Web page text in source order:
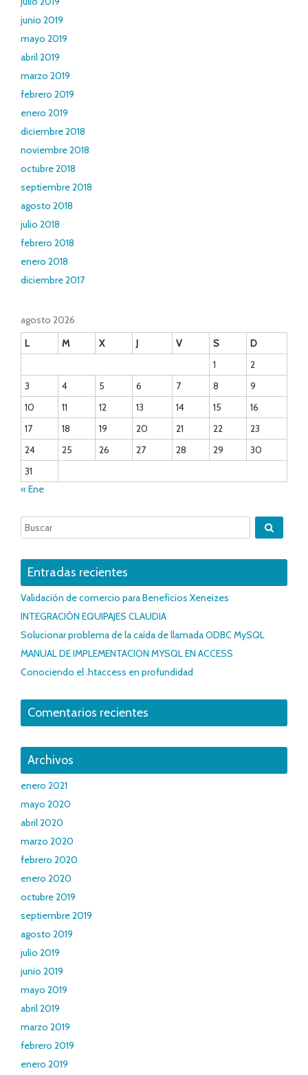
junio 2019
mayo 2019
abril 2019
marzo 2019
febrero 2019
enero 2019
diciembre 2018
noviembre 2018
octubre 2018
septiembre 2018
agosto 2018
julio 2018
febrero 2018
enero 2018
diciembre 2017
agosto 2026
L
M X J V S
D
1
2
3
4 5 6 7 8
9
10
11 12 13 14 15
16
17
18 19 20 21 22
23
24
25 26 27 28 29
30
31
« Ene
Entradas recientes
Validación de comercio para Beneficios Xeneizes
INTEGRACIÓN EQUIPAJES CLAUDIA
Solucionar problema de la caída de llamada ODBC MySQL
MANUAL DE IMPLEMENTACION MYSQL EN ACCESS
Conociendo el .htaccess en profundidad
Comentarios recientes
Archivos
enero 2021
mayo 2020
abril 2020
marzo 2020
febrero 2020
enero 2020
octubre 2019
septiembre 2019
agosto 2019
julio 2019
junio 2019
mayo 2019
abril 2019
marzo 2019
febrero 2019
enero 2019